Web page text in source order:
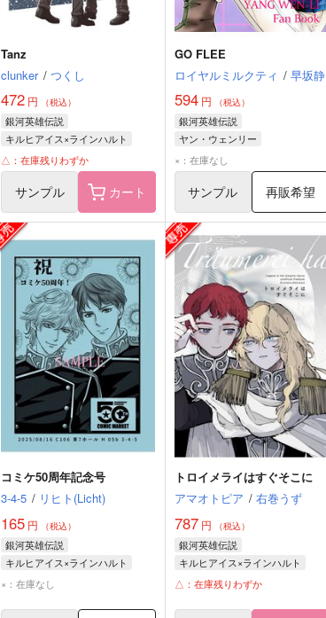
Tanz
clunker / つくし
472円 （税込）
銀河英雄伝説
キルヒアイス×ラインハルト
ジークフリード・キルヒアイス
ラインハルト・フォン・ローエングラム
△：在庫残りわずか
サンプル カート
GO FLEE
ロイヤルミルクティ / 早坂静
594円 （税込）
銀河英雄伝説
ヤン・ウェンリー
ラインハルト・フォン・ローエングラム
×：在庫なし
サンプル 再販希望
コミケ50周年記念号
3-4-5 / リヒト(Licht)
165円 （税込）
銀河英雄伝説
キルヒアイス×ラインハルト
×：在庫なし
トロイメライはすぐそこに
アマオトピア / 右巻うず
787円 （税込）
銀河英雄伝説
キルヒアイス×ラインハルト
△：在庫残りわずか